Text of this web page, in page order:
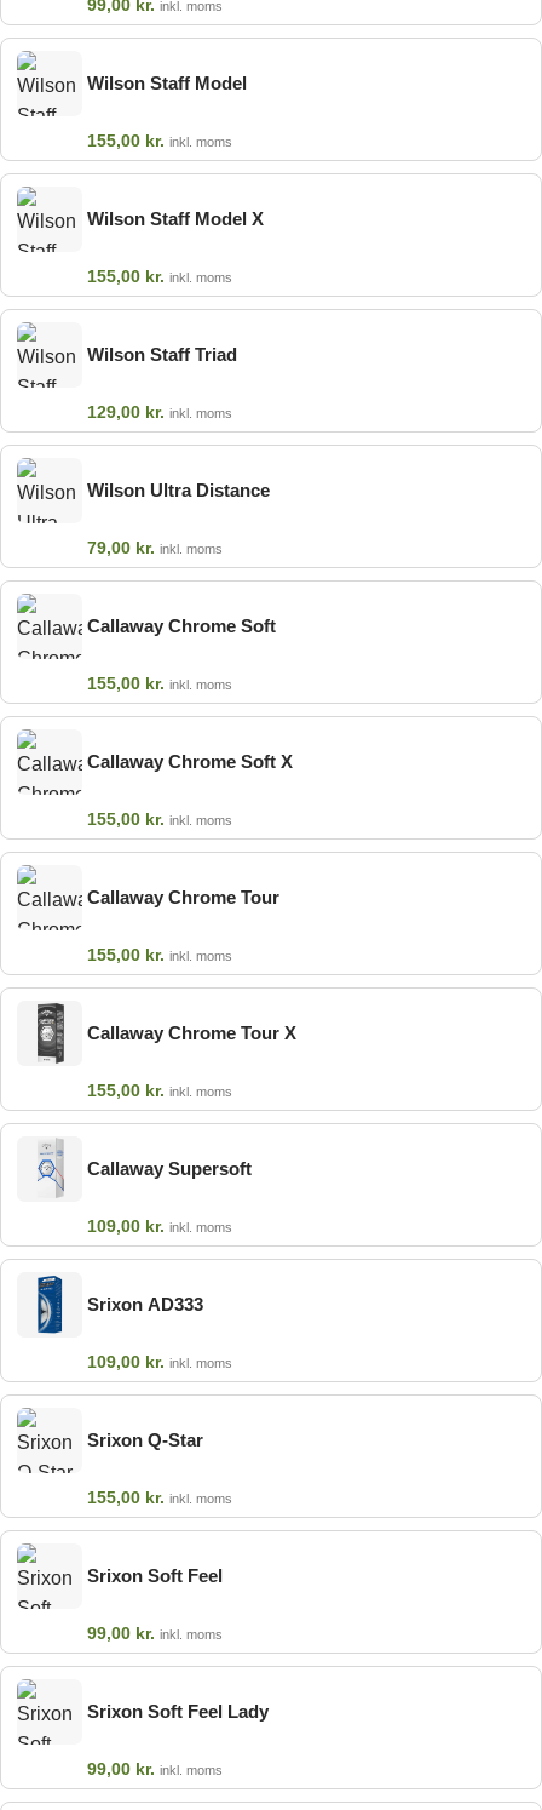
99,00 kr. inkl. moms
Wilson Staff Model
155,00 kr. inkl. moms
Wilson Staff Model X
155,00 kr. inkl. moms
Wilson Staff Triad
129,00 kr. inkl. moms
Wilson Ultra Distance
79,00 kr. inkl. moms
Callaway Chrome Soft
155,00 kr. inkl. moms
Callaway Chrome Soft X
155,00 kr. inkl. moms
Callaway Chrome Tour
155,00 kr. inkl. moms
Callaway Chrome Tour X
155,00 kr. inkl. moms
Callaway Supersoft
109,00 kr. inkl. moms
Srixon AD333
109,00 kr. inkl. moms
Srixon Q-Star
155,00 kr. inkl. moms
Srixon Soft Feel
99,00 kr. inkl. moms
Srixon Soft Feel Lady
99,00 kr. inkl. moms